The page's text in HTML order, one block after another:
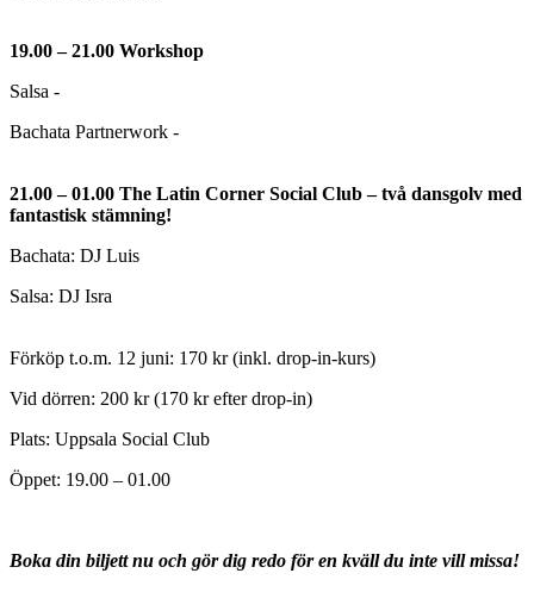
19.00 – 21.00 Workshop
Salsa -
Bachata Partnerwork -
21.00 – 01.00 The Latin Corner Social Club – två dansgolv med
fantastisk stämning!
Bachata: DJ Luis
Salsa: DJ Isra
Förköp t.o.m. 12 juni: 170 kr (inkl. drop-in-kurs)
Vid dörren: 200 kr (170 kr efter drop-in)
Plats: Uppsala Social Club
Öppet: 19.00 – 01.00
Boka din biljett nu och gör dig redo för en kväll du inte vill missa!